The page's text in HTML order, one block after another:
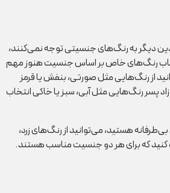
دیگر به رنگ‌های جنسیتی توجه نمی‌کنند،
رنگ‌های خاص بر اساس جنسیت هنوز مهم
از رنگ‌هایی مثل صورتی، بنفش یا قرمز
پسر رنگ‌هایی مثل آبی، سبز یا خاکی انتخاب
بی‌طرفانه هستید، می‌توانید از رنگ‌های زرد،
کنید که برای هر دو جنسیت مناسب هستند.